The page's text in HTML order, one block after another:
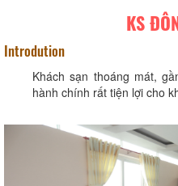
KS
Introdution
Khách sạn thoáng mát,
hành chính rất tiện lợi cho